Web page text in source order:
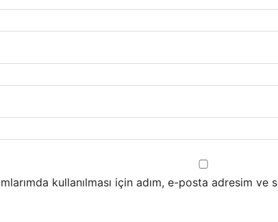
kullanılması için adım, e-posta adresim ve